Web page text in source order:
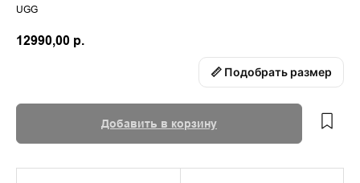
UGG
12990,00 р.
📏 Подобрать размер
Добавить в корзину